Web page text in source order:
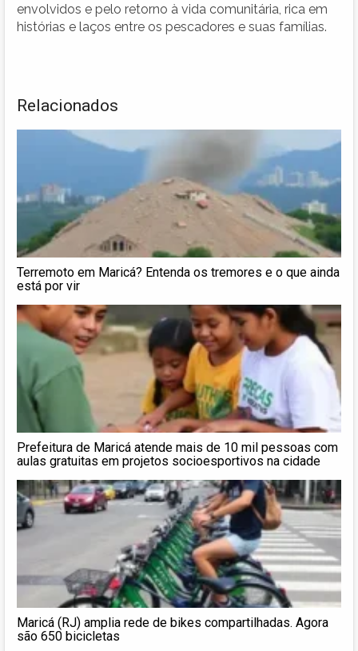
envolvidos e pelo retorno à vida comunitária, rica em
histórias e laços entre os pescadores e suas famílias.
Relacionados
Terremoto em Maricá? Entenda os tremores e o que ainda
está por vir
Prefeitura de Maricá atende mais de 10 mil pessoas com
aulas gratuitas em projetos socioesportivos na cidade
Maricá (RJ) amplia rede de bikes compartilhadas. Agora
são 650 bicicletas